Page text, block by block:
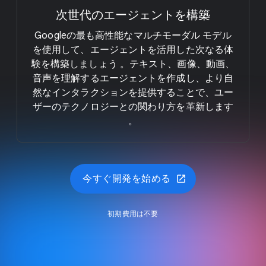
次世代の​エージェントを​構築
Googleの​最も​高性能な​マルチモーダル モデル
を​使用して、​エージェントを​活用した​次なる​体
験を​構築しましょう 。​テキスト、​画像、​動画、​
音声を​理解する​エージェントを​作成し、​より​自
然な​インタラクションを​提供する​ことで、​ユー
ザーの​テクノロジーとの​関わり方を​革新します
。
今すぐ​開発を​始める
初期費用は​不要